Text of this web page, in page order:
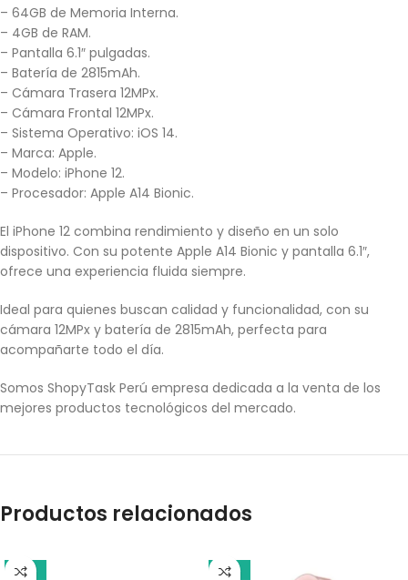
– 64GB de Memoria Interna.
– 4GB de RAM.
– Pantalla 6.1″ pulgadas.
– Batería de 2815mAh.
– Cámara Trasera 12MPx.
– Cámara Frontal 12MPx.
– Sistema Operativo: iOS 14.
– Marca: Apple.
– Modelo: iPhone 12.
– Procesador: Apple A14 Bionic.
El iPhone 12 combina rendimiento y diseño en un solo
dispositivo. Con su potente Apple A14 Bionic y pantalla 6.1″,
ofrece una experiencia fluida siempre.
Ideal para quienes buscan calidad y funcionalidad, con su
cámara 12MPx y batería de 2815mAh, perfecta para
acompañarte todo el día.
Somos ShopyTask Perú empresa dedicada a la venta de los
mejores productos tecnológicos del mercado.
Productos relacionados
-18% -21%